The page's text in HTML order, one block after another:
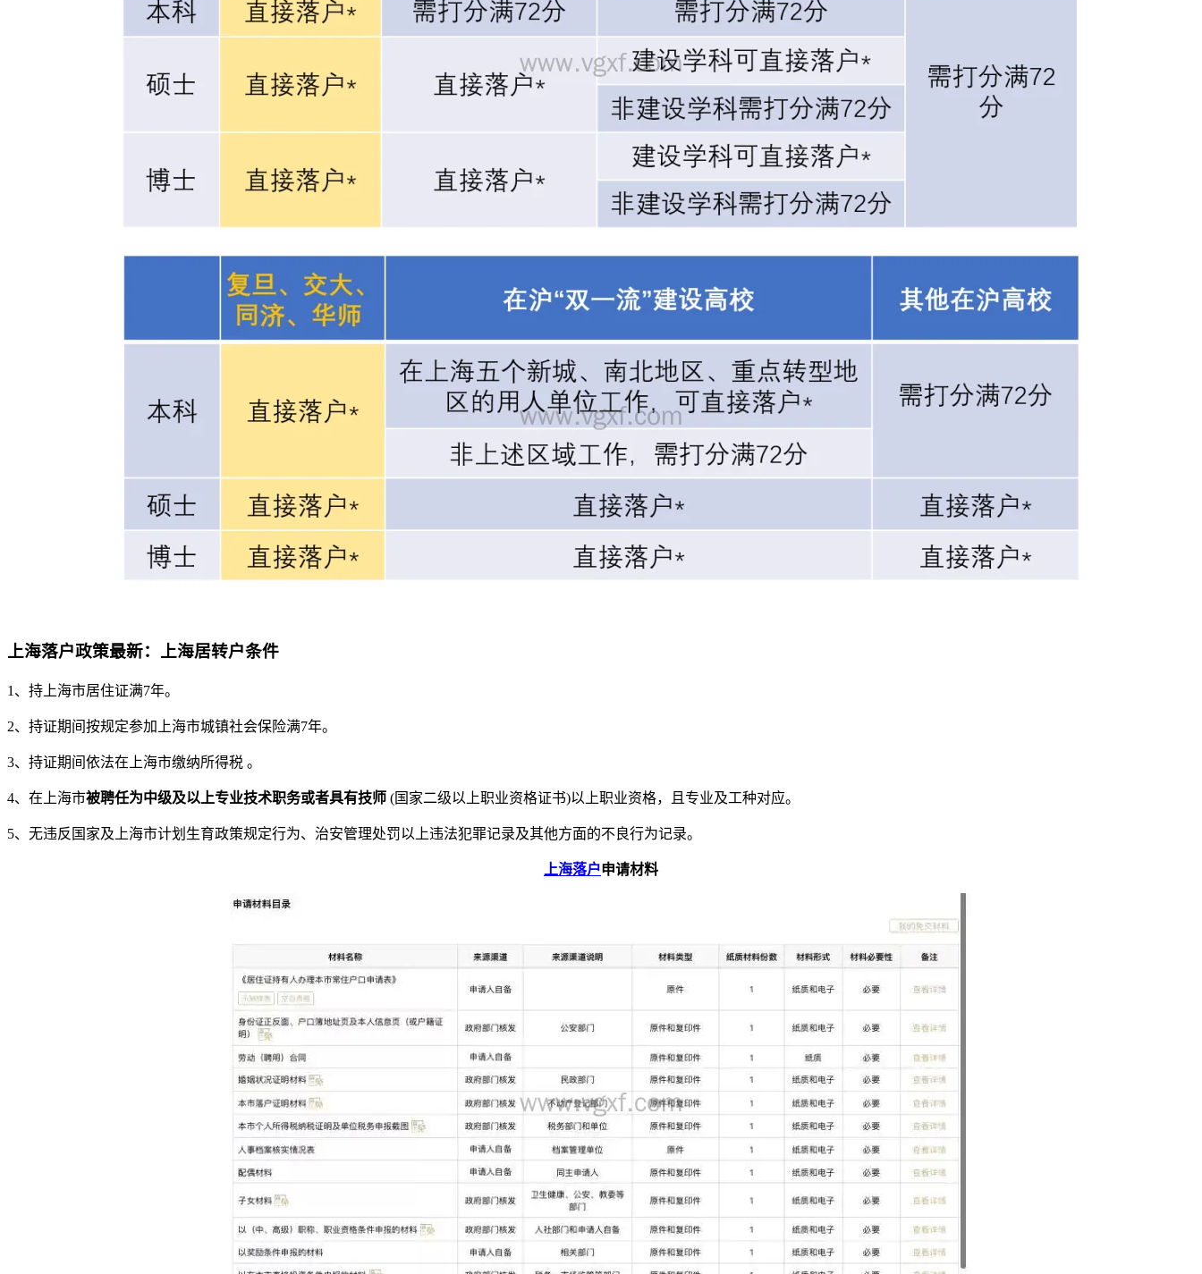
上海落户政策最新：上海居转户条件
1、持上海市居住证满7年。
2、持证期间按规定参加上海市城镇社会保险满7年。
3、持证期间依法在上海市缴纳所得税 。
4、在上海市被聘任为中级及以上专业技术职务或者具有技师 (国家二级以上职业资格证书)以上职业资格，且专业及工种对应。
5、无违反国家及上海市计划生育政策规定行为、治安管理处罚以上违法犯罪记录及其他方面的不良行为记录。
上海落户申请材料